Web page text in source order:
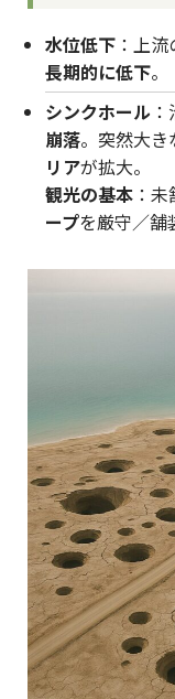
水位低下 ：上流
長期的に低下。
シンクホール
崩落。突然大き
リアが拡大。
観光の基本 ：
ープを厳守／舗